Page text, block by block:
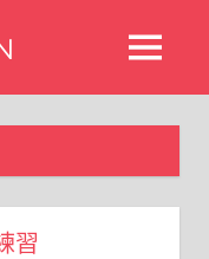
MENU
習